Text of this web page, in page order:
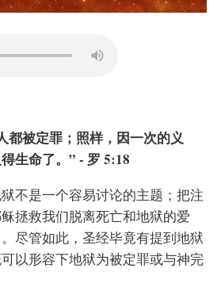
都被定罪；照样，因一次的义
生命了。” - 罗 5:18
不是一个容易讨论的主题；把注
拯救我们脱离死亡和地狱的爱
尽管如此，圣经毕竟有提到地狱
以形容下地狱为被定罪或与神完